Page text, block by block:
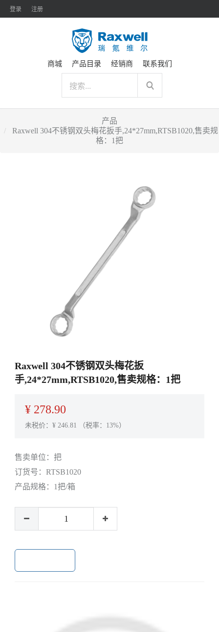
登录 注册
商城 产品目录 经销商 联系我们
产品
Raxwell 304不锈钢双头梅花扳手,24*27mm,RTSB1020,售卖规
格：1把
Raxwell 304不锈钢双头梅花扳
手,24*27mm,RTSB1020,售卖规格：1把
¥ 278.90
未税价：¥ 246.81 （税率：13%）
售卖单位： 把
订货号： RTSB1020
产品规格： 1把/箱